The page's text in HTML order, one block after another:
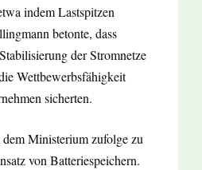
indem Lastspitzen
betonte, dass
der Stromnetze
Wettbewerbsfähigkeit
sicherten.
Ministerium zufolge zu
von Batteriespeichern.